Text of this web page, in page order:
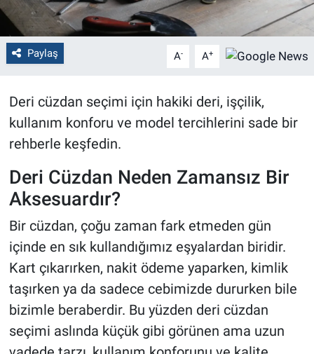
Paylaş A- A+
Deri cüzdan seçimi için hakiki deri, işçilik,
kullanım konforu ve model tercihlerini sade bir
rehberle keşfedin.
Deri Cüzdan Neden Zamansız Bir
Aksesuardır?
Bir cüzdan, çoğu zaman fark etmeden gün
içinde en sık kullandığımız eşyalardan biridir.
Kart çıkarırken, nakit ödeme yaparken, kimlik
taşırken ya da sadece cebimizde dururken bile
bizimle beraberdir. Bu yüzden deri cüzdan
seçimi aslında küçük gibi görünen ama uzun
Kütahya
Gezi
Çevre
Magazin
Bilim ve Teknoloji